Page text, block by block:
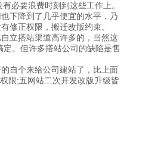
必要浪费时刻到这些工作上。
下降到了几乎便宜的水平，乃
修正权限，搬迁改版约束。
立搭站渠道高许多的，当然这
。但许多搭站公司的缺陷是售
自个来给公司建站了，比上面
限;五网站二次开发改版升级皆